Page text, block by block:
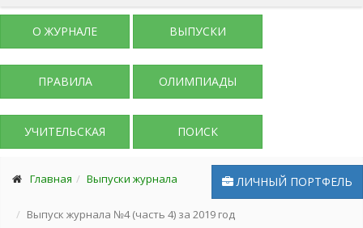
О ЖУРНАЛЕ ВЫПУСКИ
ПРАВИЛА ОЛИМПИАДЫ
УЧИТЕЛЬСКАЯ ПОИСК
ЛИЧНЫЙ ПОРТФЕЛЬ
Главная Выпуски журнала
Выпуск журнала №4 (часть 4) за 2019 год